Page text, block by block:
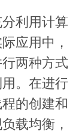
利用计算
应用中，
两种方式
。在进行
的创建和
载均衡，